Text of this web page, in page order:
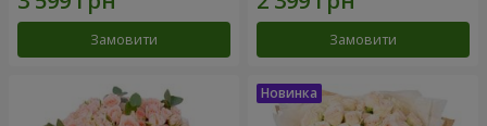
Замовити Замовити